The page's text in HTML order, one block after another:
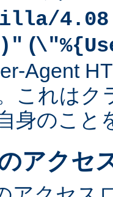
(
Agent
これはク
身のこと
アクセ